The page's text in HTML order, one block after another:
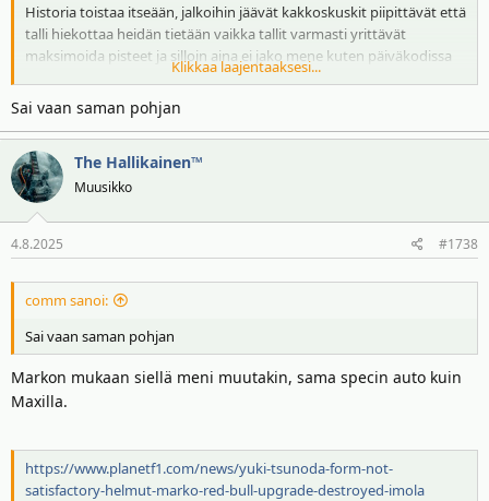
Historia toistaa itseään, jalkoihin jäävät kakkoskuskit piipittävät että
talli hiekottaa heidän tietään vaikka tallit varmasti yrittävät
maksimoida pisteet ja silloin aina ei jako mene kuten päiväkodissa
penkkarisaaliin kanssa.
https://twitter.com/i/web/status/1950943297846829110
Klikkaa laajentaaksesi...
Sai vaan saman pohjan
The Hallikainen™
Muusikko
4.8.2025 #1738
comm sanoi:
Sai vaan saman pohjan
Markon mukaan siellä meni muutakin, sama specin auto kuin
Maxilla.
https://www.planetf1.com/news/yuki-tsunoda-form-not-
satisfactory-helmut-marko-red-bull-upgrade-destroyed-imola